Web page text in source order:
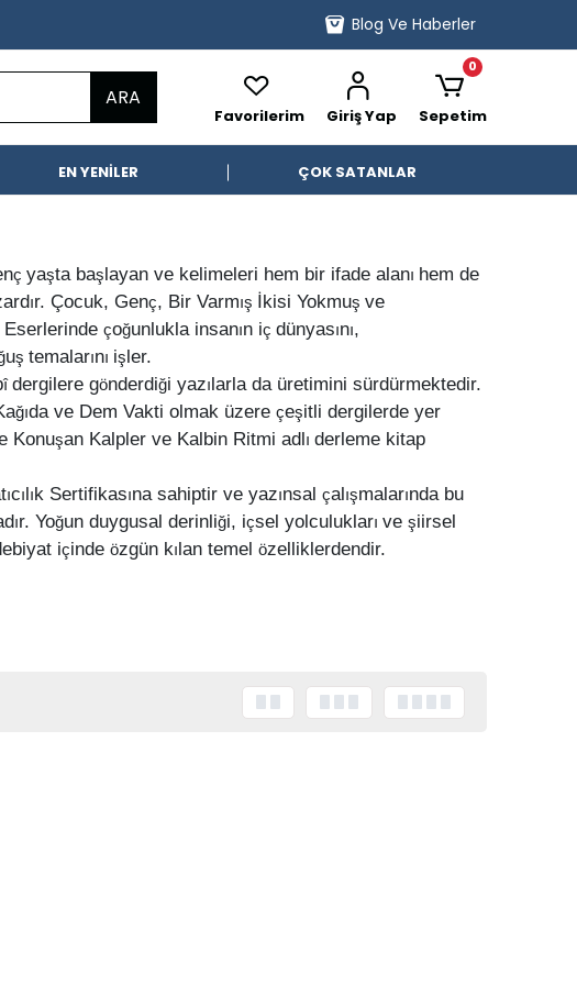
Blog Ve Haberler
ARA
Favorilerim Giriş Yap Sepetim
0
EN YENİLER ÇOK SATANLAR
çyaşta başlayan ve kelimeleri hem bir ifade alanı hem de
ır.Çocuk, Genç, Bir Varmış İkisi Yokmuşve
Eserlerindeçoğunlukla insanın içdünyasını,
uştemalarını işler.
îdergilere gönderdiği yazılarla da üretimini sürdürmektedir.
ğıda ve Dem Vakti olmak üzereçeşitli dergilerde yer
Konuşan Kalpler ve Kalbin Ritmi adlıderleme kitap
ıcılık Sertifikasına sahiptir ve yazınsalçalışmalarında bu
ır. Yoğun duygusal derinliği, içsel yolculuklarıveşiirsel
içindeözgün kılan temelözelliklerdendir.